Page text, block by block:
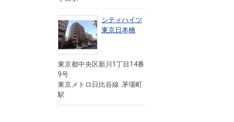
シティハイツ
東京日本橋
東京都中央区新川1丁目14番
9号
東京メトロ日比谷線 茅場町
駅